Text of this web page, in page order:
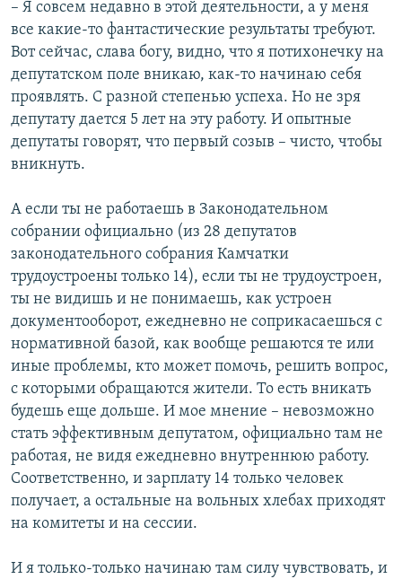
– Я совсем недавно в этой деятельности, а у меня
все какие-то фантастические результаты требуют.
Вот сейчас, слава богу, видно, что я потихонечку на
депутатском поле вникаю, как-то начинаю себя
проявлять. С разной степенью успеха. Но не зря
депутату дается 5 лет на эту работу. И опытные
депутаты говорят, что первый созыв – чисто, чтобы
вникнуть.
А если ты не работаешь в Законодательном
собрании официально (из 28 депутатов
законодательного собрания Камчатки
трудоустроены только 14), если ты не трудоустроен,
ты не видишь и не понимаешь, как устроен
документооборот, ежедневно не соприкасаешься с
нормативной базой, как вообще решаются те или
иные проблемы, кто может помочь, решить вопрос,
с которыми обращаются жители. То есть вникать
будешь еще дольше. И мое мнение – невозможно
стать эффективным депутатом, официально там не
работая, не видя ежедневно внутреннюю работу.
Соответственно, и зарплату 14 только человек
получает, а остальные на вольных хлебах приходят
на комитеты и на сессии.
И я только-только начинаю там силу чувствовать, и